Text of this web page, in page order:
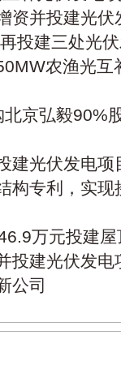
资并投建光伏
投建三处光
农渔光互
京弘毅90%
建光伏发电项
构专利，实
万元投建
投建光伏发电
公司